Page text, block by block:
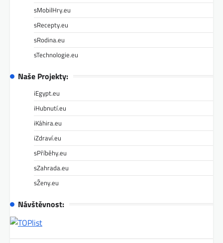
sMobilHry.eu
sRecepty.eu
sRodina.eu
sTechnologie.eu
Naše Projekty:
iEgypt.eu
iHubnutí.eu
iKáhira.eu
iZdraví.eu
sPříběhy.eu
sZahrada.eu
sŽeny.eu
Návštěvnost: